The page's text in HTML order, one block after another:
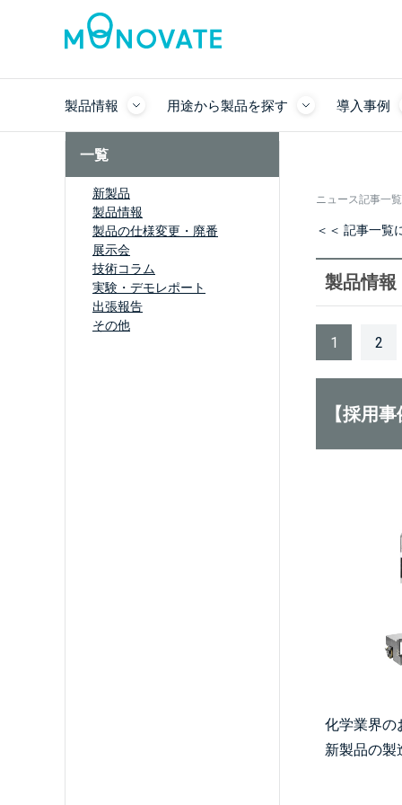
製品情報 用途から製品を探す 導入事例
一覧
新製品
製品情報
製品の仕様変更・廃番
展示会
技術コラム
実験・デモレポート
出張報告
その他
ニュース記事一覧
＜＜ 記事一覧
製品情報
1 2
【採用
化学業界の
新製品の製